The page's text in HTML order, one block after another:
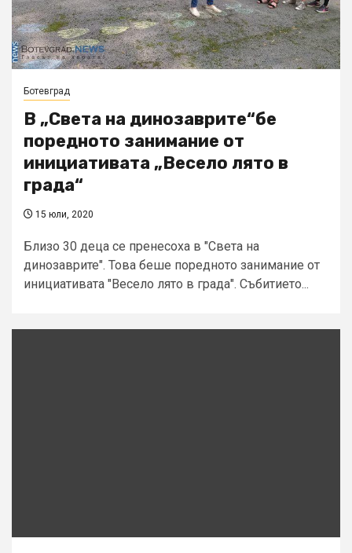
Ботевград
В „Света на динозаврите“бе
поредното занимание от
инициативата „Весело лято в
града“
15 юли, 2020
Близо 30 деца се пренесоха в "Света на
динозаврите". Това беше поредното занимание от
инициативата "Весело лято в града". Събитието...